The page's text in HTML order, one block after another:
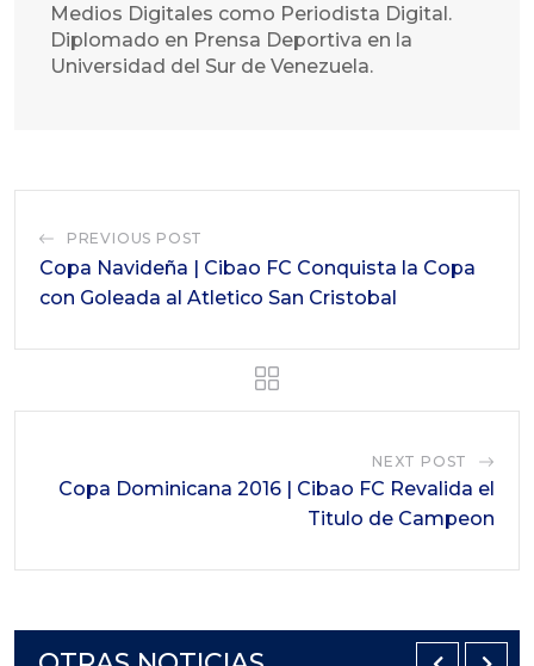
Medios Digitales como Periodista Digital.
Diplomado en Prensa Deportiva en la
Universidad del Sur de Venezuela.
PREVIOUS POST
Copa Navideña | Cibao FC Conquista la Copa
con Goleada al Atletico San Cristobal
NEXT POST
Copa Dominicana 2016 | Cibao FC Revalida el
Titulo de Campeon